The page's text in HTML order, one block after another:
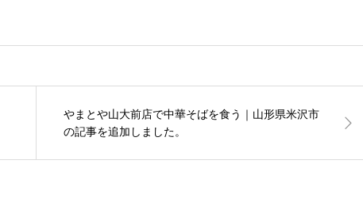
やまとや山大前店で中華そばを食う｜山形県米沢市
の記事を追加しました。